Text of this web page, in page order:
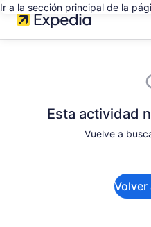
Ir a la sección principal de la
Esta actividad
Vuelve a
Volver